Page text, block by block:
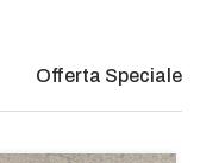
Offerta Speciale